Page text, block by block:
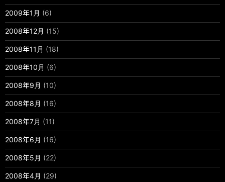
2009年1月 (6)
2008年12月 (15)
2008年11月 (18)
2008年10月 (6)
2008年9月 (10)
2008年8月 (16)
2008年7月 (11)
2008年6月 (16)
2008年5月 (22)
2008年4月 (29)